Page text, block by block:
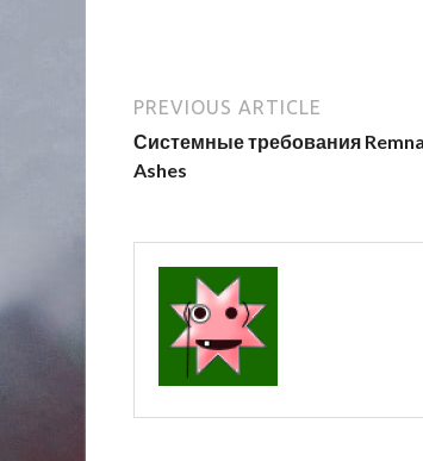
PREVIOUS ARTICLE
Системные требования
Ashes